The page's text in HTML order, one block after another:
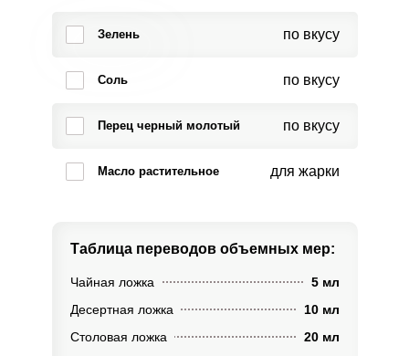
Зелень по вкусу
Соль по вкусу
Перец черный молотый по вкусу
Масло растительное для жарки
Таблица переводов объемных мер:
Чайная ложка
5 мл
Десертная ложка
10 мл
Столовая ложка
20 мл